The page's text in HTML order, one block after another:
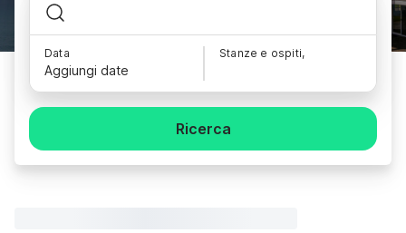
Data
Aggiungi date
Stanze e ospiti,
Ricerca